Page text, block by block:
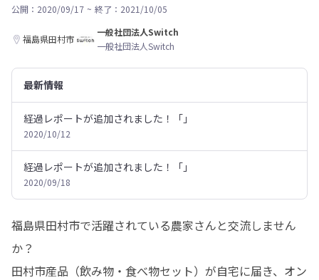
公開：2020/09/17 ~ 終了：2021/10/05
福島県田村市
一般社団法人Switch
一般社団法人Switch
最新情報
経過レポートが追加されました！「」
2020/10/12
経過レポートが追加されました！「」
2020/09/18
福島県田村市で活躍されている農家さんと交流しません
か？
田村市産品（飲み物・食べ物セット）が自宅に届き、オン